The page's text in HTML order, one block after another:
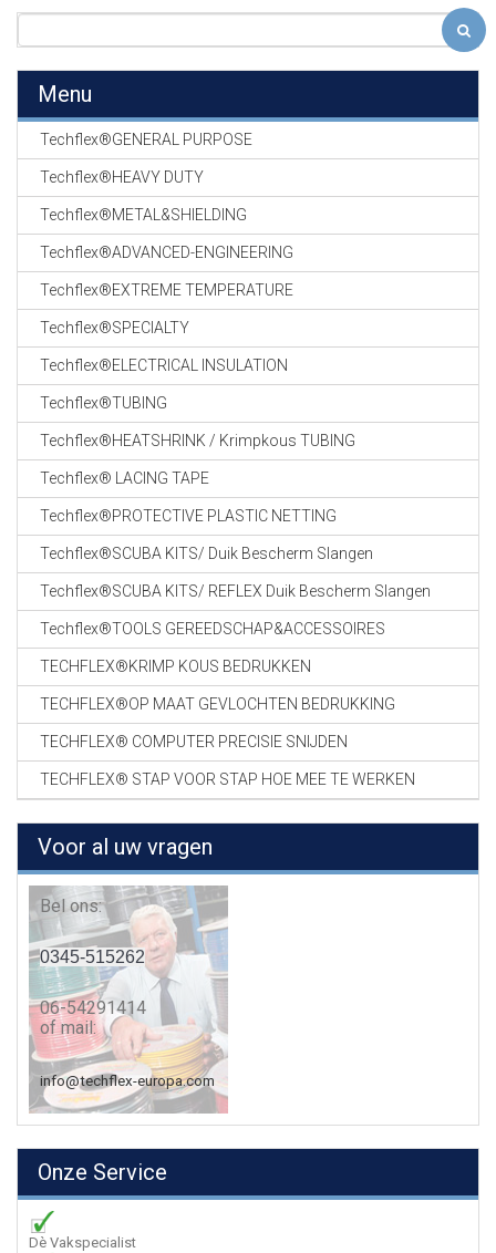
Menu
Techflex®GENERAL PURPOSE
Techflex®HEAVY DUTY
Techflex®METAL&SHIELDING
Techflex®ADVANCED-ENGINEERING
Techflex®EXTREME TEMPERATURE
Techflex®SPECIALTY
Techflex®ELECTRICAL INSULATION
Techflex®TUBING
Techflex®HEATSHRINK / Krimpkous TUBING
Techflex® LACING TAPE
Techflex®PROTECTIVE PLASTIC NETTING
Techflex®SCUBA KITS/ Duik Bescherm Slangen
Techflex®SCUBA KITS/ REFLEX Duik Bescherm Slangen
Techflex®TOOLS GEREEDSCHAP&ACCESSOIRES
TECHFLEX®KRIMP KOUS BEDRUKKEN
TECHFLEX®OP MAAT GEVLOCHTEN BEDRUKKING
TECHFLEX® COMPUTER PRECISIE SNIJDEN
TECHFLEX® STAP VOOR STAP HOE MEE TE WERKEN
Voor al uw vragen
Bel ons:
0345-515262
06-54291414
of mail:
info@techflex-europa.com
Onze Service
Dè Vakspecialist